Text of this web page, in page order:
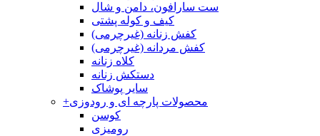
ست سارافون، دامن و شال
کیف و کوله پشتی
کفش زنانه (غیرچرمی)
کفش مردانه (غیرچرمی)
کلاه زنانه
دستکش زنانه
سایر پوشاک
+محصولات پارچه ای و رودوزی
کوسن
رومیزی